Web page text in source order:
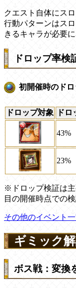
クエスト自体にス
行動パターンはス
きるキャラが必要に
ドロップ率検
初開催時のド
ドロップ対象 ド
43%
23%
※ドロップ検証は
目の開催時点での検
その他のイベント
ギミック
ボス戦：変換